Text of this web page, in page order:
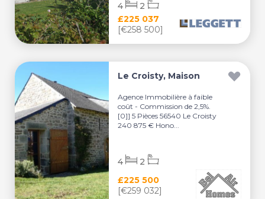
£225 037
[€258 500]
4 2
Le Croisty, Maison
Agence Immobilière à faible
coût - Commission de 2,5%.
[0]] 5 Pièces 56540 Le Croisty
240 875 € Hono...
£225 500
[€259 032]
4 2